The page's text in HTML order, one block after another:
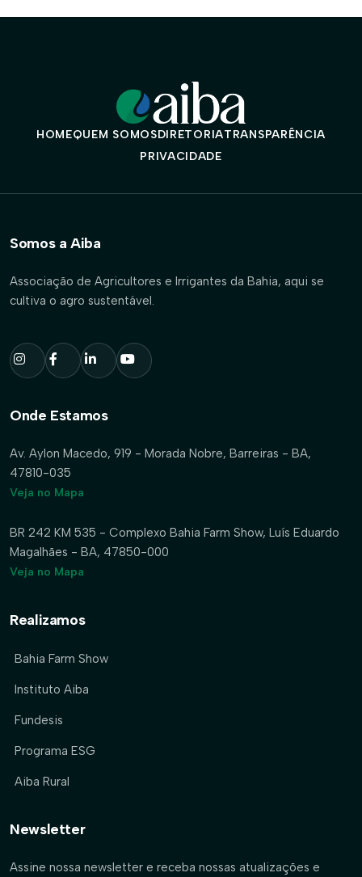
HOMEQUEM SOMOSDIRETORIATRANSPARÊNCIA
PRIVACIDADE
Somos a Aiba
Associação de Agricultores e Irrigantes da Bahia, aqui se
cultiva o agro sustentável.
Onde Estamos
Av. Aylon Macedo, 919 - Morada Nobre, Barreiras - BA,
47810-035
Veja no Mapa
BR 242 KM 535 - Complexo Bahia Farm Show, Luís Eduardo
Magalhães - BA, 47850-000
Veja no Mapa
Realizamos
Bahia Farm Show
Instituto Aiba
Fundesis
Programa ESG
Aiba Rural
Newsletter
Assine nossa newsletter e receba nossas atualizações e